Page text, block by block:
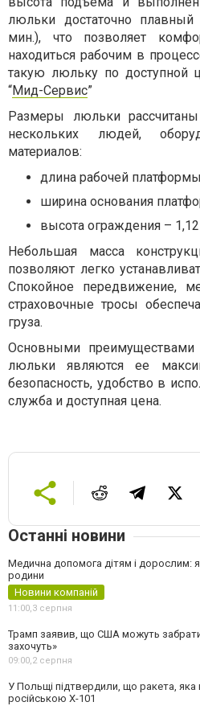
люльки достаточно
мин.), что позволяет
находиться рабочим в
такую люльку по доступной
“Мид-Сервис”
Размеры люльки
нескольких людей,
материалов:
длина рабочей
ширина основания
высота ограждения –
Небольшая масса
позволяют легко
Спокойное передвижение,
страховочные тросы
груза.
Основными преимуществами
люльки являются ее
безопасность, удобство в
служба и доступная цена.
Останні новини
Медична допомога дітям і дорослим:
родини
Новини компаній
11:00,3 серпня
Трамп заявив, що США можуть
захочуть»
09:00,2 серпня
У Польщі підтвердили, що ракета, яка
російською Х-101